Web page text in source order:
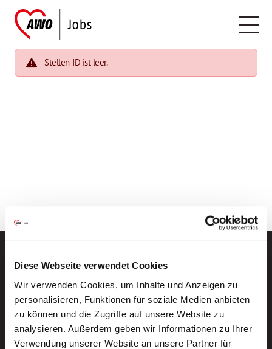
Diese Webseite verwendet Cookies
Wir verwenden Cookies, um Inhalte und Anzeigen zu
personalisieren, Funktionen für soziale Medien anbieten
zu können und die Zugriffe auf unsere Website zu
analysieren. Außerdem geben wir Informationen zu Ihrer
Verwendung unserer Website an unsere Partner für
Stellen-ID ist leer.
Neue Stellen per E-Mail.
Ein kostenloser Service von AWO
Jobs.